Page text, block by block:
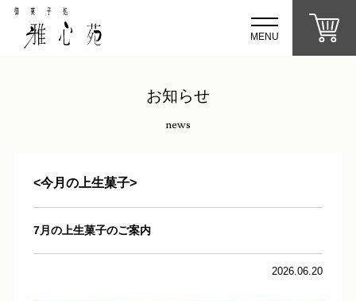
MENU
お知らせ
news
<今月の上生菓子>
7月の上生菓子のご案内
2026.06.20